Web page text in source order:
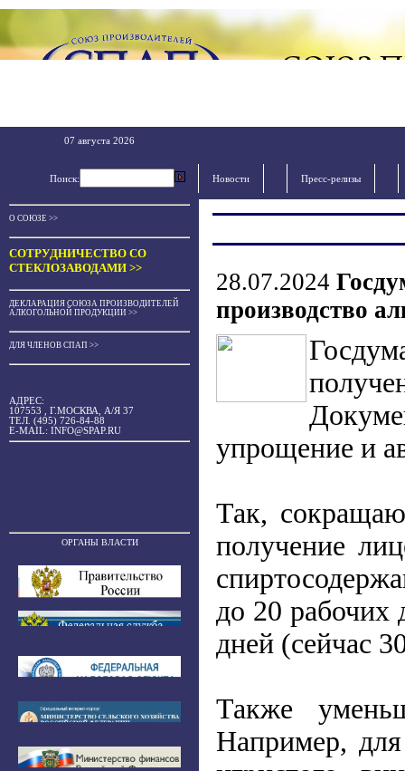
07 августа 2026
Поиск: Новости Пресс-релизы
О СОЮЗЕ >>
СОТРУДНИЧЕСТВО СО
СТЕКЛОЗАВОДАМИ >>
ДЕКЛАРАЦИЯ СОЮЗА ПРОИЗВОДИТЕЛЕЙ
АЛКОГОЛЬНОЙ ПРОДУКЦИИ >>
ДЛЯ ЧЛЕНОВ СПАП >>
АДРЕС:
107553 , Г.МОСКВА, А/Я 37
ТЕЛ. (495) 726-84-88
E-MAIL: INFO@SPAP.RU
ОРГАНЫ ВЛАСТИ
28.07.2024
производство
упрощение и
Так,
получение
до 20 рабочих
дней (сейчас
Также
Например,